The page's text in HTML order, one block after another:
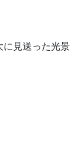
に見送った光景